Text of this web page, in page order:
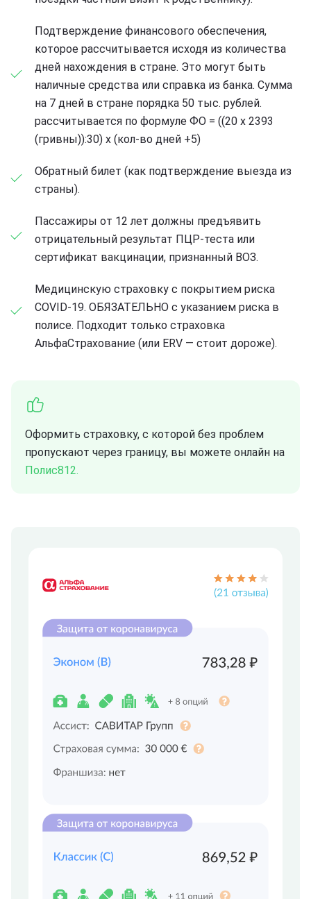
Подтверждение финансового обеспечения,
которое рассчитывается исходя из количества
дней нахождения в стране. Это могут быть
наличные средства или справка из банка. Сумма
на 7 дней в стране порядка 50 тыс. рублей.
рассчитывается по формуле ФО = ((20 х 2393
(гривны)):30) х (кол-во дней +5)
Обратный билет (как подтверждение выезда из
страны).
Пассажиры от 12 лет должны предъявить
отрицательный результат ПЦР-теста или
сертификат вакцинации, признанный ВОЗ.
Медицинскую страховку с покрытием риска
COVID-19. ОБЯЗАТЕЛЬНО с указанием риска в
полисе. Подходит только страховка
АльфаСтрахование (или ERV — стоит дороже).
Оформить страховку, с которой без проблем
пропускают через границу, вы можете онлайн на
Полис812.